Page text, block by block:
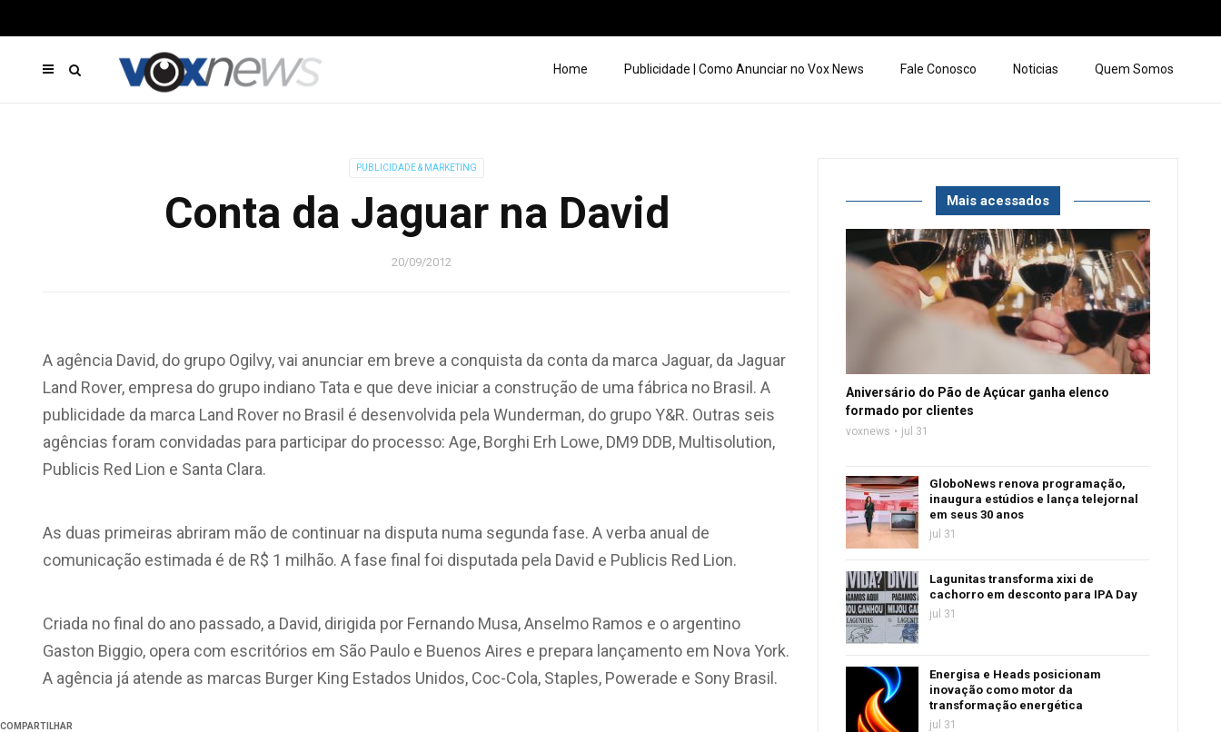
Home Publicidade | Como Anunciar no Vox News Fale Conosco Noticias Quem Somos
PUBLICIDADE & MARKETING
Conta da Jaguar na David
20/09/2012
COMPARTILHAR
A agência David, do grupo Ogilvy, vai anunciar em breve a conquista da conta da marca Jaguar, da Jaguar
Land Rover, empresa do grupo indiano Tata e que deve iniciar a construção de uma fábrica no Brasil. A
publicidade da marca Land Rover no Brasil é desenvolvida pela Wunderman, do grupo Y&R. Outras seis
agências foram convidadas para participar do processo: Age, Borghi Erh Lowe, DM9 DDB, Multisolution,
Publicis Red Lion e Santa Clara.
As duas primeiras abriram mão de continuar na disputa numa segunda fase. A verba anual de
comunicação estimada é de R$ 1 milhão. A fase final foi disputada pela David e Publicis Red Lion.
Criada no final do ano passado, a David, dirigida por Fernando Musa, Anselmo Ramos e o argentino
Gaston Biggio, opera com escritórios em São Paulo e Buenos Aires e prepara lançamento em Nova York.
A agência já atende as marcas Burger King Estados Unidos, Coc-Cola, Staples, Powerade e Sony Brasil.
Mais acessados
Aniversário do Pão de Açúcar ganha elenco
formado por clientes
voxnews jul 31
GloboNews renova programação,
inaugura estúdios e lança telejornal
em seus 30 anos
jul 31
Lagunitas transforma xixi de
cachorro em desconto para IPA Day
jul 31
Energisa e Heads posicionam
inovação como motor da
transformação energética
jul 31